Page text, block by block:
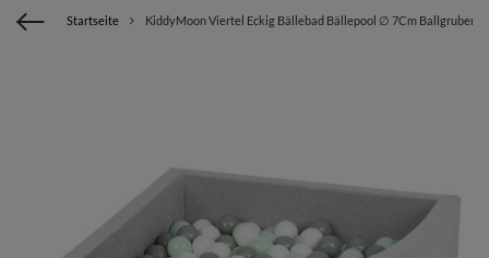
Startseite KiddyMoon Viertel Eckig Bällebad Bällepool ∅ 7Cm Ballgruben